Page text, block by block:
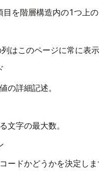
目を階層構造内の1つ上の
はこのページに常に表示
の詳細記述。
文字の最大数。
ードかどうかを決定しま